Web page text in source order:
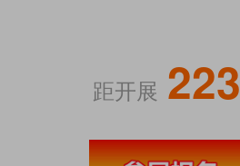
距开展 223